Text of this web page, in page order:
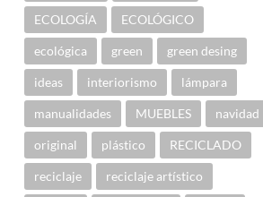
ECOLOGÍA ECOLÓGICO
ecológica green green desing
ideas interiorismo lámpara
manualidades MUEBLES navidad
original plástico RECICLADO
reciclaje reciclaje artístico